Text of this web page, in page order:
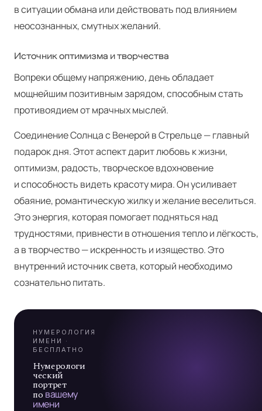
в ситуации обмана или действовать под влиянием
неосознанных, смутных желаний.
Источник оптимизма и творчества
Вопреки общему напряжению, день обладает
мощнейшим позитивным зарядом, способным стать
противоядием от мрачных мыслей.
Соединение Солнца с Венерой в Стрельце — главный
подарок дня. Этот аспект дарит любовь к жизни,
оптимизм, радость, творческое вдохновение
и способность видеть красоту мира. Он усиливает
обаяние, романтическую жилку и желание веселиться.
Это энергия, которая помогает подняться над
трудностями, привнести в отношения тепло и лёгкость,
а в творчество — искренность и изящество. Это
внутренний источник света, который необходимо
сознательно питать.
А
7
НУМЕРОЛОГИЯ
ИМЕНИ ·
БЕСПЛАТНО
Нумерологи
ческий
портрет
по вашему
имени